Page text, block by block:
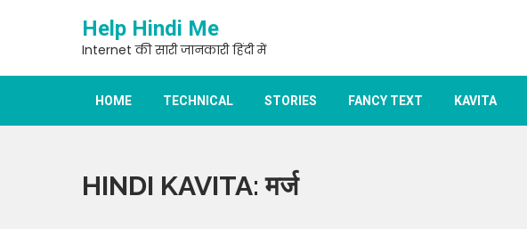
Help Hindi Me
Internet की सारी जानकारी हिंदी में
HOME TECHNICAL STORIES FANCY TEXT KAVITA
HINDI KAVITA: मर्ज